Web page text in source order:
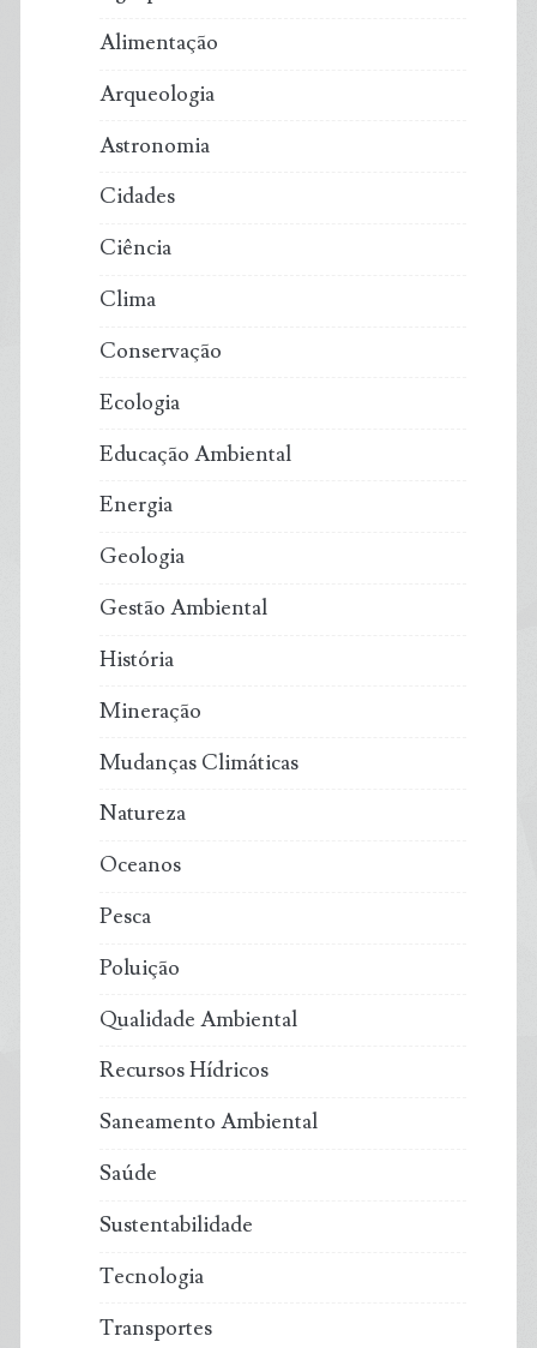
leva
a
criação
mar
e
Alimentação
Arqueologia
Astronomia
Cidades
Ciência
Clima
Conservação
Ecologia
Educação Ambiental
Energia
Geologia
Gestão Ambiental
História
Mineração
Mudanças Climáticas
Natureza
Oceanos
Pesca
Poluição
Qualidade Ambiental
Recursos Hídricos
Saneamento Ambiental
Saúde
Sustentabilidade
Tecnologia
Transportes